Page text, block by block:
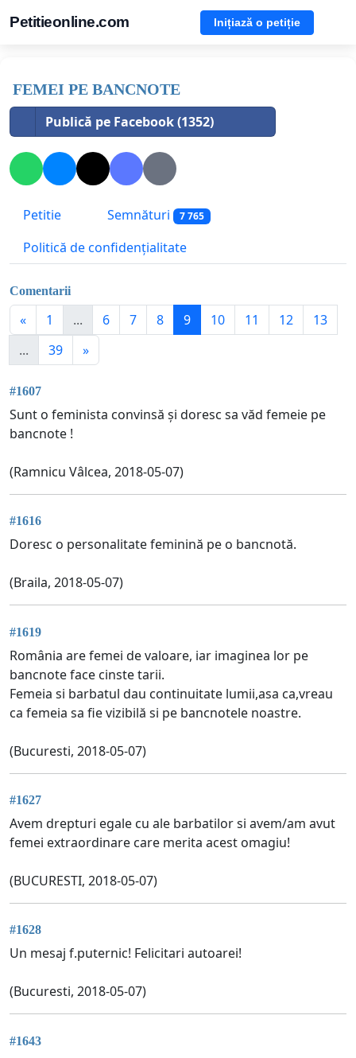
Petitieonline.com Inițiază o petiție
FEMEI PE BANCNOTE
Publică pe Facebook (1352)
Petitie Semnături 7 765
Politică de confidențialitate
Comentarii
« 1 ... 6 7 8 9 10 11 12
13
...
39 »
#1607
Sunt o feminista convinsă și doresc sa văd femeie pe
bancnote !
(Ramnicu Vâlcea, 2018-05-07)
#1616
Doresc o personalitate feminină pe o bancnotă.
(Braila, 2018-05-07)
#1619
România are femei de valoare, iar imaginea lor pe
bancnote face cinste tarii.
Femeia si barbatul dau continuitate lumii,asa ca,vreau
ca femeia sa fie vizibilă si pe bancnotele noastre.
(Bucuresti, 2018-05-07)
#1627
Avem drepturi egale cu ale barbatilor si avem/am avut
femei extraordinare care merita acest omagiu!
(BUCURESTI, 2018-05-07)
#1628
Un mesaj f.puternic! Felicitari autoarei!
(Bucuresti, 2018-05-07)
#1643